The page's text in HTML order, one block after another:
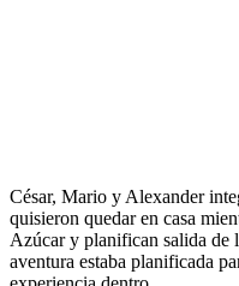
César, Mario y Alexander
quisieron quedar en casa
Azúcar y planifican salida de
aventura estaba planificada